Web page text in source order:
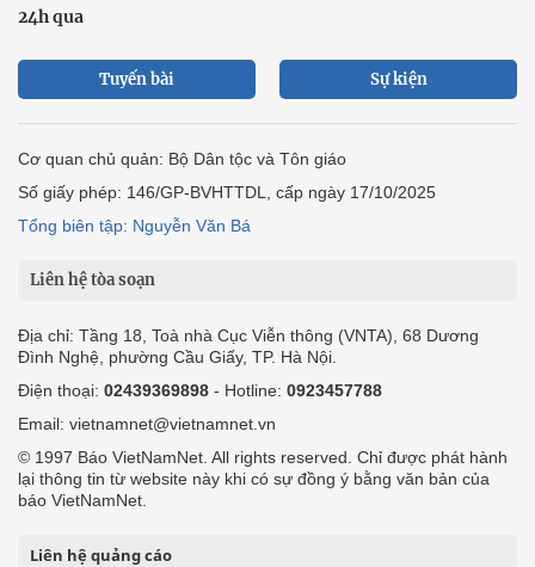
24h qua
Tuyến bài Sự kiện
Cơ quan chủ quản: Bộ Dân tộc và Tôn giáo
Số giấy phép: 146/GP-BVHTTDL, cấp ngày 17/10/2025
Tổng biên tập: Nguyễn Văn Bá
Liên hệ tòa soạn
Địa chỉ: Tầng 18, Toà nhà Cục Viễn thông (VNTA), 68 Dương
Đình Nghệ, phường Cầu Giấy, TP. Hà Nội.
Điện thoại: 02439369898 - Hotline: 0923457788
Email: vietnamnet@vietnamnet.vn
© 1997 Báo VietNamNet. All rights reserved. Chỉ được phát hành
lại thông tin từ website này khi có sự đồng ý bằng văn bản của
báo VietNamNet.
Liên hệ quảng cáo